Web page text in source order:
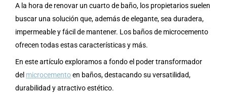
A la hora de renovar un cuarto de baño, los propietarios suelen
buscar una solución que, además de elegante, sea duradera,
impermeable y fácil de mantener. Los baños de microcemento
ofrecen todas estas características y más.
En este artículo exploramos a fondo el poder transformador
del microcementoen baños, destacando su versatilidad,
durabilidad y atractivo estético.